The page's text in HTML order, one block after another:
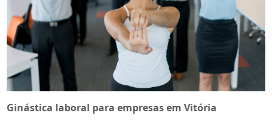
Ginástica laboral para empresas em Vitória